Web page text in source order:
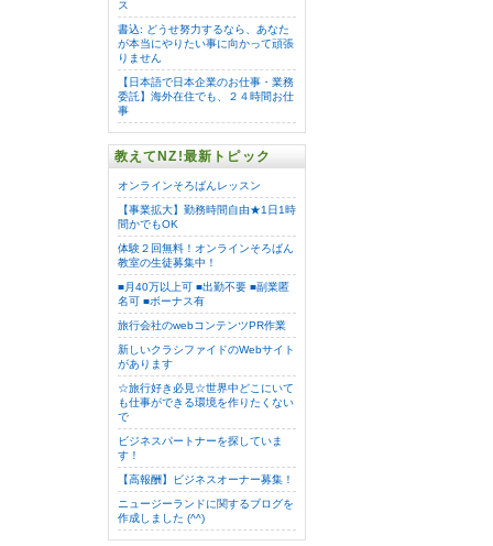
ス
書込: どうせ努力するなら、あなた
が本当にやりたい事に向かって頑張
りません
【日本語で日本企業のお仕事・業務
委託】海外在住でも、２４時間お仕
事
教えてNZ!最新トピック
オンラインそろばんレッスン
【事業拡大】勤務時間自由★1日1時
間かでもOK
体験２回無料！オンラインそろばん
教室の生徒募集中！
■月40万以上可 ■出勤不要 ■副業匿
名可 ■ボーナス有
旅行会社のwebコンテンツPR作業
新しいクラシファイドのWebサイト
があります
☆旅行好き必見☆世界中どこにいて
も仕事ができる環境を作りたくない
で
ビジネスパートナーを探していま
す！
【高報酬】ビジネスオーナー募集！
ニュージーランドに関するブログを
作成しました (^^)